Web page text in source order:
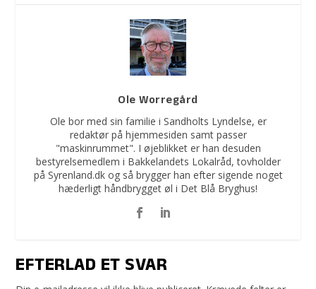
Ole Worregård
Ole bor med sin familie i Sandholts Lyndelse, er
redaktør på hjemmesiden samt passer
"maskinrummet". I øjeblikket er han desuden
bestyrelsemedlem i Bakkelandets Lokalråd, tovholder
på Syrenland.dk og så brygger han efter sigende noget
hæderligt håndbrygget øl i Det Blå Bryghus!
EFTERLAD ET SVAR